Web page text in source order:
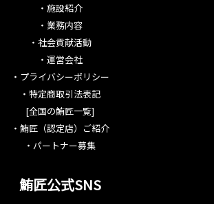
・ 施設紹介
・ 業務内容
・ 社会貢献活動
・ 運営会社
・ プライバシーポリシー
・ 特定商取引法表記
[全国の鮪匠一覧]
・ 鮪匠（認定店）ご紹介
・ パートナー募集
鮪匠公式SNS